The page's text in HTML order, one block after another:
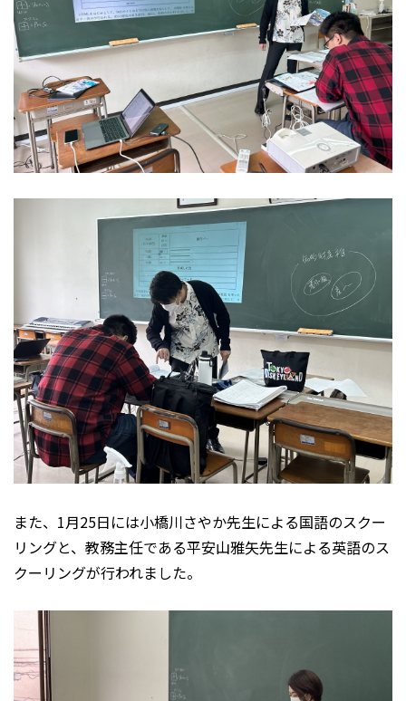
また、1月25日には小橋川さやか先生による国語のスクー
リングと、教務主任である平安山雅矢先生による英語のス
クーリングが行われました。